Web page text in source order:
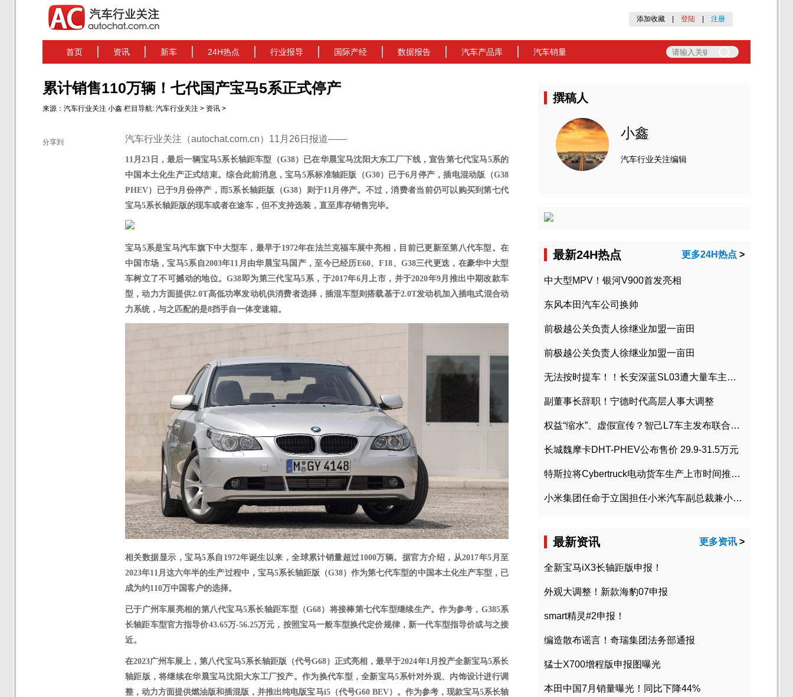
添加收藏 登陆 注册
首页 资讯 新车 24H热点 行业报导 国际产经 数据报告 汽车产品库 汽车销量
累计销售110万辆！七代国产宝马5系正式停产
来源： 汽车行业关注 小鑫 栏目导航: 汽车行业关注 > 资讯 >
分享到 汽车行业关注（autochat.com.cn）11月26日报道——
11月23日，最后一辆宝马5系长轴距车型（G38）已在华晨宝马沈阳大东工厂下线，宣告第七代宝马5系的
中国本土化生产正式结束。综合此前消息，宝马5系标准轴距版（G30）已于6月停产，插电混动版（G38
PHEV）已于9月份停产，而5系长轴距版（G38）则于11月停产。 不过，消费者当前仍可以购买到第七代
宝马5系长轴距版的现车或者在途车， 但不支持选装， 直至库存销售完毕。
宝马5系是宝马汽车旗下中大型车， 最早于1972年在法兰克福车展中亮相， 目前已更新至第八代车型 。在
中国市场，宝马5系自2003年11月由华晨宝马国产，至今已经历E60、F18、G38三代更迭，在豪华中大型
车树立了不可撼动的地位。G38即为第三代宝马5系，于2017年6月上市，并于2020年9月推出中期改款车
型，动力方面提供2.0T高低功率发动机供消费者选择，插混车型则搭载基于2.0T发动机加入插电式混合动
力系统， 与之匹配的是8挡手自一体变速箱。
相关数据显示，宝马5系自1972年诞生以来，全球累计销量超过1000万辆。据官方介绍，从2017年5月至
2023年11月这六年半的生产过程中，宝马5系长轴距版（G38）作为第七代车型的中国本土化生产车型，已
成为约110万中国客户的选择。
已于广州车展亮相的第八代宝马5系长轴距车型（G68）将接棒第七代车型继续生产。作为参考， G385系
长轴距车型官方指导价43.65万-56.25万元，按照宝马一般车型换代定价规律，新一代车型指导价或与之接
近。
在2023广州车展上，第八代宝马5系长轴距版（代号G68）正式亮相 ，最早于2024年1月投产全新宝马5系长
轴距版，将继续在华晨宝马沈阳大东工厂投产。作为换代车型，全新宝马5系针对外观、内饰设计进行调
整，动力方面提供燃油版和插混版，并推出纯电版宝马i5（代号G60 BEV）。作为参考，现款宝马5系长轴
撰稿人
小鑫
汽车行业关注编辑
最新24H热点 更多24H热点 >
中大型MPV！银河V900首发亮相
东风本田汽车公司换帅
前极越公关负责人徐继业加盟一亩田
前极越公关负责人徐继业加盟一亩田
无法按时提车！！长安深蓝SL03遭大量车主投诉
副董事长辞职！宁德时代高层人事大调整
权益“缩水”、虚假宣传？智己L7车主发布联合维权声明
长城魏摩卡DHT-PHEV公布售价 29.9-31.5万元
特斯拉将Cybertruck电动货车生产上市时间推迟到2023年初
小米集团任命于立国担任小米汽车副总裁兼小米汽车北京总部政委
最新资讯 更多资讯 >
全新宝马iX3长轴距版申报！
外观大调整！新款海豹07申报
smart精灵#2申报！
编造散布谣言！奇瑞集团法务部通报
猛士X700增程版申报图曝光
本田中国7月销量曝光！同比下降44%